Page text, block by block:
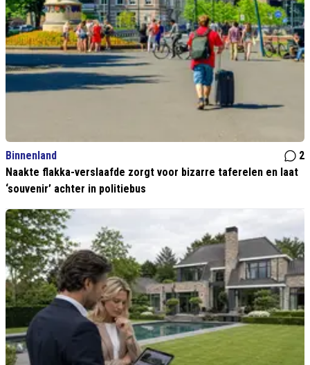
Binnenland
2
Naakte flakka-verslaafde zorgt voor bizarre taferelen en laat
‘souvenir’ achter in politiebus